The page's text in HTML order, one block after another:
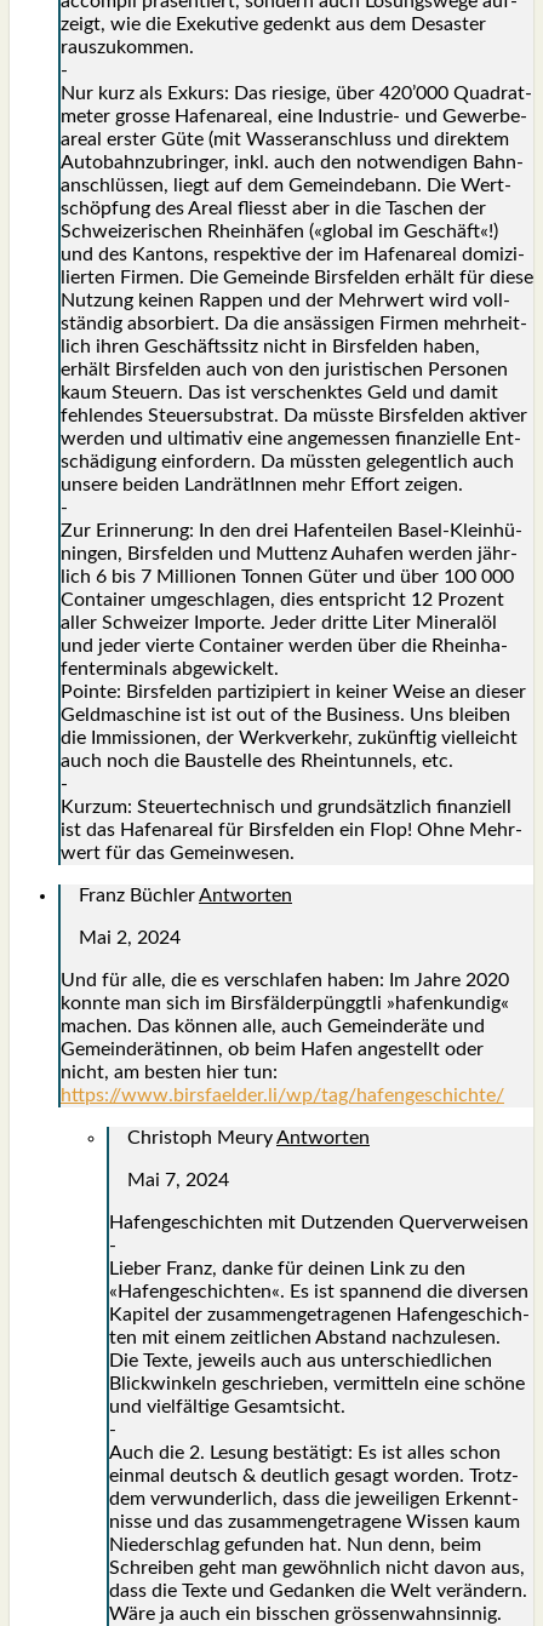
zeigt, wie die Exe­ku­ti­ve gedenkt aus dem Desas­ter
raus­zu­kom­men.
-
Nur kurz als Exkurs: Das rie­si­ge, über 420’000 Qua­drat­
me­ter gros­se Hafen­are­al, eine Indus­trie- und Gewer­be­
are­al ers­ter Güte (mit Was­ser­an­schluss und direk­tem
Auto­bahn­zu­brin­ger, inkl. auch den not­wen­di­gen Bahn­
an­schlüs­sen, liegt auf dem Gemein­de­bann. Die Wert­
schöp­fung des Are­al fliesst aber in die Taschen der
Schwei­ze­ri­schen Rhein­hä­fen («glo­bal im Geschäft«!)
und des Kan­tons, respek­ti­ve der im Hafen­are­al domi­zi­
lier­ten Fir­men. Die Gemein­de Birs­fel­den erhält für die­se
Nut­zung kei­nen Rap­pen und der Mehr­wert wird voll­
stän­dig absor­biert. Da die ansäs­si­gen Fir­men mehr­heit­
lich ihren Geschäfts­sitz nicht in Birs­fel­den haben,
erhält Birs­fel­den auch von den juris­ti­schen Per­so­nen
kaum Steu­ern. Das ist ver­schenk­tes Geld und damit
feh­len­des Steu­er­sub­strat. Da müss­te Birs­fel­den akti­ver
wer­den und ulti­ma­tiv eine ange­mes­sen finan­zi­el­le Ent­
schä­di­gung ein­for­dern. Da müss­ten gele­gent­lich auch
unse­re bei­den Land­rä­tIn­nen mehr Effort zei­gen.
-
Zur Erin­ne­rung: In den drei Hafen­tei­len Basel-Klein­hü­
nin­gen, Birs­fel­den und Mut­tenz Auha­fen wer­den jähr­
lich 6 bis 7 Mil­lio­nen Ton­nen Güter und über 100 000
Con­tai­ner umge­schla­gen, dies ent­spricht 12 Pro­zent
aller Schwei­zer Impor­te. Jeder drit­te Liter Mine­ral­öl
und jeder vier­te Con­tai­ner wer­den über die Rhein­ha­
fen­ter­mi­nals abge­wi­ckelt.
Poin­te: Birs­fel­den par­ti­zi­piert in kei­ner Wei­se an die­ser
Geld­ma­schi­ne ist ist out of the Busi­ness. Uns blei­ben
die Immis­sio­nen, der Werk­ver­kehr, zukünf­tig viel­leicht
auch noch die Bau­stel­le des Rhein­tun­nels, etc.
-
Kurz­um: Steu­er­tech­nisch und grund­sätz­lich finan­zi­ell
ist das Hafen­are­al für Birs­fel­den ein Flop! Ohne Mehr­
wert für das Gemein­we­sen.
Franz BüchlerAntworten
Mai 2, 2024
Und für alle, die es ver­schla­fen haben: Im Jah­re 2020
konn­te man sich im Birs­fäl­der­pünggt­li »hafen­kun­dig«
machen. Das kön­nen alle, auch Gemein­de­rä­te und
Gemein­de­rä­tin­nen, ob beim Hafen ange­stellt oder
nicht, am bes­ten hier tun:
https://www.birsfaelder.li/wp/tag/hafengeschichte/
Christoph MeuryAntworten
Mai 7, 2024
Hafen­ge­schich­ten mit Dut­zen­den Quer­ver­wei­sen
-
Lie­ber Franz, dan­ke für dei­nen Link zu den
«Hafen­ge­schich­ten«. Es ist span­nend die diver­sen
Kapi­tel der zusam­men­ge­tra­ge­nen Hafen­ge­schich­
ten mit einem zeit­li­chen Abstand nach­zu­le­sen.
Die Tex­te, jeweils auch aus unter­schied­li­chen
Blick­win­keln geschrie­ben, ver­mit­teln eine schö­ne
und viel­fäl­ti­ge Gesamt­sicht.
-
Auch die 2. Lesung bestä­tigt: Es ist alles schon
ein­mal deutsch & deut­lich gesagt wor­den. Trotz­
dem ver­wun­der­lich, dass die jewei­li­gen Erkennt­
nis­se und das zusam­men­ge­tra­ge­ne Wis­sen kaum
Nie­der­schlag gefun­den hat. Nun denn, beim
Schrei­ben geht man gewöhn­lich nicht davon aus,
dass die Tex­te und Gedan­ken die Welt ver­än­dern.
Wäre ja auch ein biss­chen grös­sen­wahn­sin­nig.